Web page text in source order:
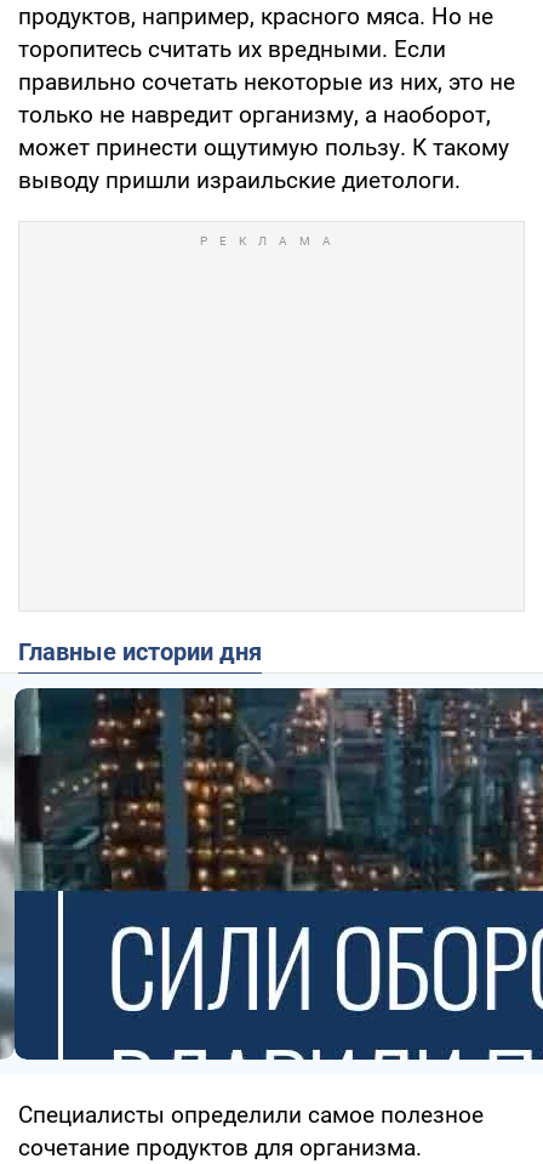
продуктов, например, красного мяса. Но не
торопитесь считать их вредными. Если
правильно сочетать некоторые из них, это не
только не навредит организму, а наоборот,
может принести ощутимую пользу. К такому
выводу пришли израильские диетологи.
Главные истории дня
Специалисты определили самое полезное
сочетание продуктов для организма.